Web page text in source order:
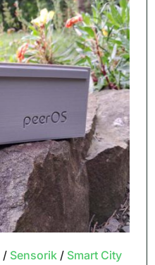
/ Sensorik/ Smart City